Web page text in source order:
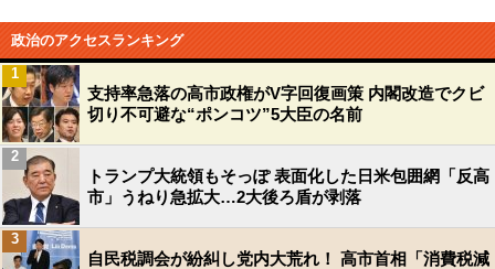
政治のアクセスランキング
支持率急落の高市政権がV字回復画策 内閣改造でクビ
切り不可避な“ポンコツ”5大臣の名前
1
トランプ大統領もそっぽ 表面化した日米包囲網「反高
市」うねり急拡大…2大後ろ盾が剥落
2
自民税調会が紛糾し党内大荒れ！ 高市首相「消費税減
3